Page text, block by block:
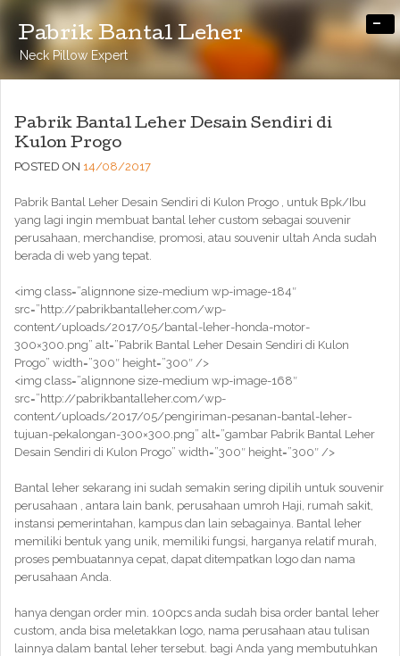
Pabrik Bantal Leher
Neck Pillow Expert
-
Pabrik Bantal Leher Desain Sendiri di
Kulon Progo
POSTED ON 14/08/2017
Pabrik Bantal Leher Desain Sendiri di Kulon Progo , untuk Bpk/Ibu
yang lagi ingin membuat bantal leher custom sebagai souvenir
perusahaan, merchandise, promosi, atau souvenir ultah Anda sudah
berada di web yang tepat.
<img class=”alignnone size-medium wp-image-184″
src=”http://pabrikbantalleher.com/wp-
content/uploads/2017/05/bantal-leher-honda-motor-
300×300.png” alt=”Pabrik Bantal Leher Desain Sendiri di Kulon
Progo” width=”300″ height=”300″ />
<img class=”alignnone size-medium wp-image-168″
src=”http://pabrikbantalleher.com/wp-
content/uploads/2017/05/pengiriman-pesanan-bantal-leher-
tujuan-pekalongan-300×300.png” alt=”gambar Pabrik Bantal Leher
Desain Sendiri di Kulon Progo” width=”300″ height=”300″ />
Bantal leher sekarang ini sudah semakin sering dipilih untuk souvenir
perusahaan , antara lain bank, perusahaan umroh Haji, rumah sakit,
instansi pemerintahan, kampus dan lain sebagainya. Bantal leher
memiliki bentuk yang unik, memiliki fungsi, harganya relatif murah,
proses pembuatannya cepat, dapat ditempatkan logo dan nama
perusahaan Anda.
hanya dengan order min. 100pcs anda sudah bisa order bantal leher
custom, anda bisa meletakkan logo, nama perusahaan atau tulisan
lainnya dalam bantal leher tersebut. bagi Anda yang membutuhkan